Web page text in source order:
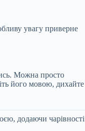
увагу приверне
Можна просто
його мовою, дихайте
додаючи чарівності